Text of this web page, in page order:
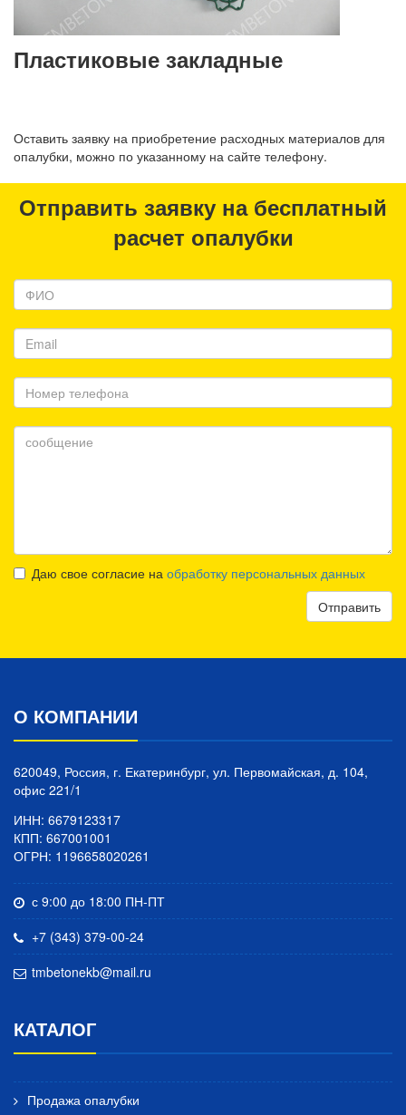
Пластиковые закладные
Оставить заявку на приобретение расходных материалов для
опалубки, можно по указанному на сайте телефону.
Отправить заявку на бесплатный
расчет опалубки
Даю свое согласие на обработку персональных данных
Отправить
О КОМПАНИИ
620049, Россия, г. Екатеринбург, ул. Первомайская, д. 104,
офис 221/1
ИНН: 6679123317
КПП: 667001001
ОГРН: 1196658020261
с 9:00 до 18:00 ПН-ПТ
+7 (343) 379-00-24
tmbetonekb@mail.ru
КАТАЛОГ
Продажа опалубки